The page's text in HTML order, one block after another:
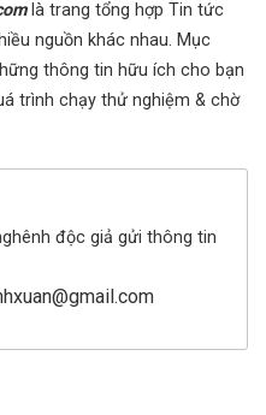
là trang tổng hợp Tin tức
nguồn khác nhau. Mục
thông tin hữu ích cho bạn
trình chạy thử nghiệm & chờ
độc giả gửi thông tin